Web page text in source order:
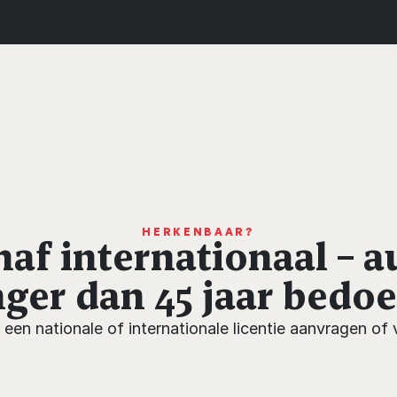
HERKENBAAR?
internationaal –
dan 45 jaar
nationale of internationale licentie aanvragen of